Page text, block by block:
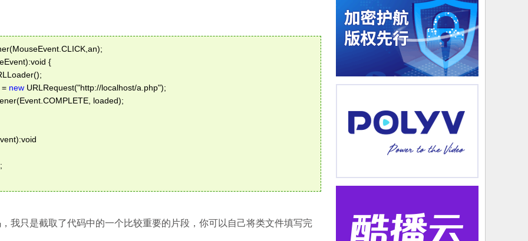
{
= new URLRequest("http://localhost/a.php");
loaded);
只是截取了代码中的一个比较重要的片段，你可以自己将类文件填写完